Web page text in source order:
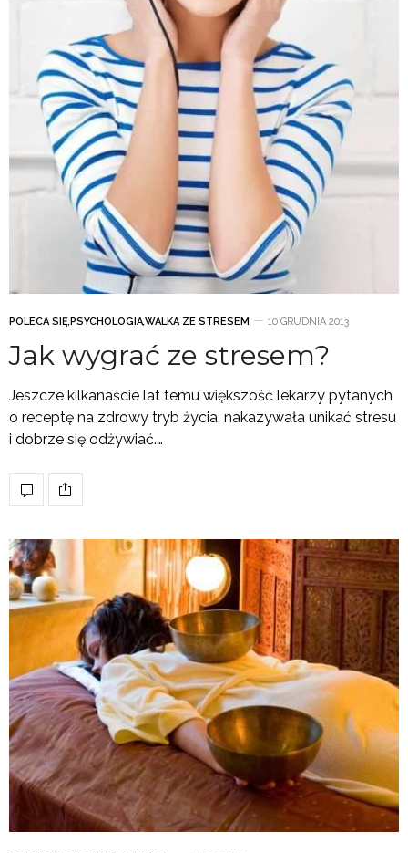
POLECA SIĘ,PSYCHOLOGIA,WALKA ZE STRESEM 10 GRUDNIA 2013
Jak wygrać ze stresem?
Jeszcze kilkanaście lat temu większość lekarzy pytanych
o receptę na zdrowy tryb życia, nakazywała unikać stresu
i dobrze się odżywiać.…